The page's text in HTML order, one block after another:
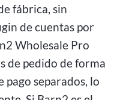
fábrica, sin
de cuentas por
Wholesale Pro
de pedido de forma
pago separados, lo